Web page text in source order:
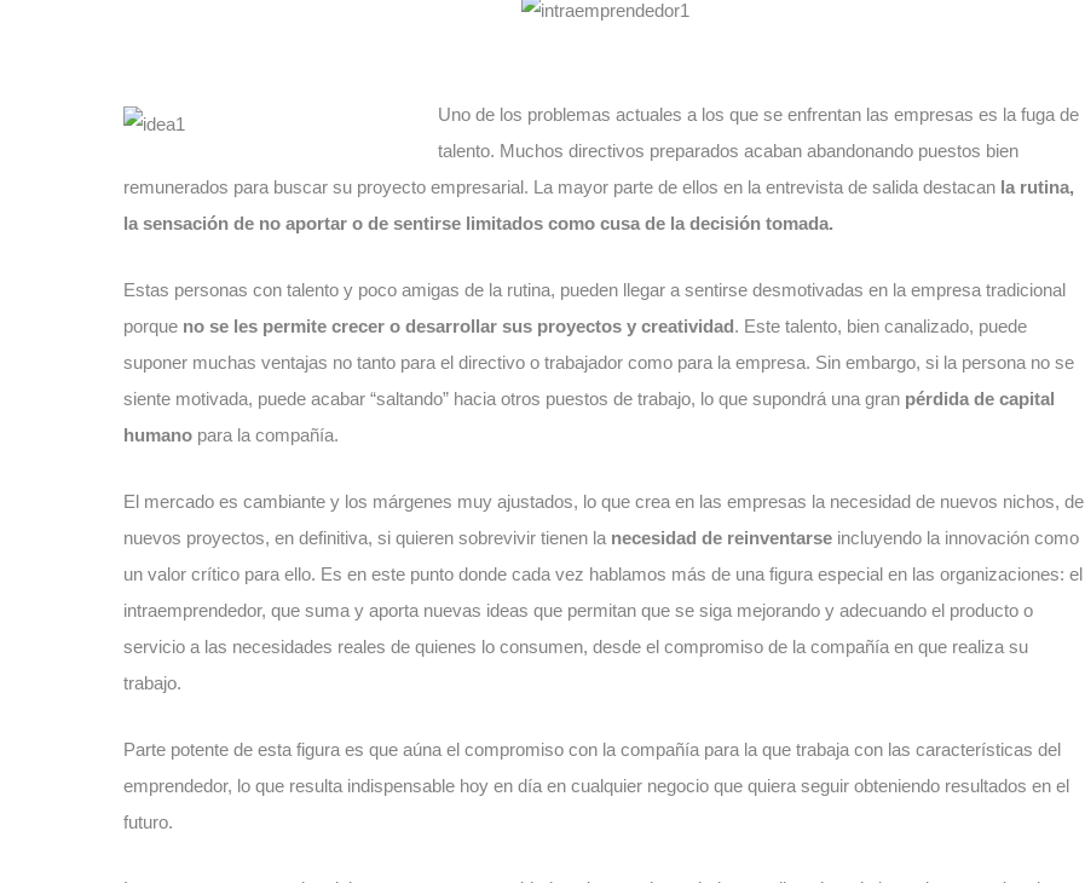
Uno de los problemas actuales a los que se enfrentan las empresas es la fuga de
talento. Muchos directivos preparados acaban abandonando puestos bien
remunerados para buscar su proyecto empresarial. La mayor parte de ellos en la entrevista de salida destacan la rutina,
la sensación de no aportar o de sentirse limitados como cusa de la decisión tomada.
Estas personas con talento y poco amigas de la rutina, pueden llegar a sentirse desmotivadas en la empresa tradicional
porque no se les permite crecer o desarrollar sus proyectos y creatividad. Este talento, bien canalizado, puede
suponer muchas ventajas no tanto para el directivo o trabajador como para la empresa. Sin embargo, si la persona no se
siente motivada, puede acabar “saltando” hacia otros puestos de trabajo, lo que supondrá una gran pérdida de capital
humano para la compañía.
El mercado es cambiante y los márgenes muy ajustados, lo que crea en las empresas la necesidad de nuevos nichos, de
nuevos proyectos, en definitiva, si quieren sobrevivir tienen la necesidad de reinventarse incluyendo la innovación como
un valor crítico para ello. Es en este punto donde cada vez hablamos más de una figura especial en las organizaciones: el
intraemprendedor, que suma y aporta nuevas ideas que permitan que se siga mejorando y adecuando el producto o
servicio a las necesidades reales de quienes lo consumen, desde el compromiso de la compañía en que realiza su
trabajo.
Parte potente de esta figura es que aúna el compromiso con la compañía para la que trabaja con las características del
emprendedor, lo que resulta indispensable hoy en día en cualquier negocio que quiera seguir obteniendo resultados en el
futuro.